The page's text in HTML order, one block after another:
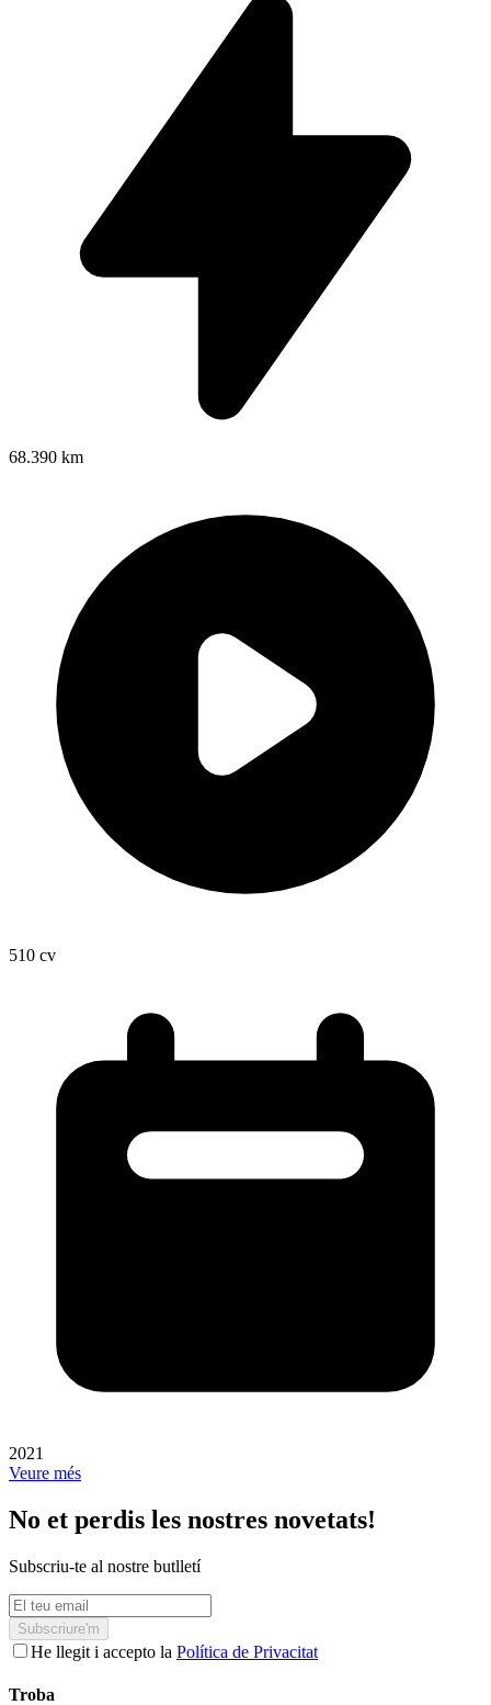
68.390 km
510 cv
2021
Veure més
No et perdis les nostres novetats!
Subscriu-te al nostre butlletí
Subscriure'm
He llegit i accepto la Política de Privacitat
Troba